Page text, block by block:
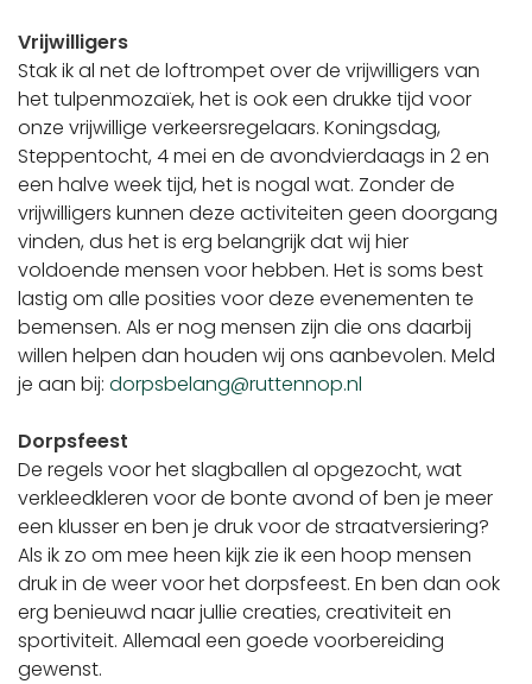
Vrijwilligers
Stak ik al net de loftrompet over de vrijwilligers van
het tulpenmozaïek, het is ook een drukke tijd voor
onze vrijwillige verkeersregelaars. Koningsdag,
Steppentocht, 4 mei en de avondvierdaags in 2 en
een halve week tijd, het is nogal wat. Zonder de
vrijwilligers kunnen deze activiteiten geen doorgang
vinden, dus het is erg belangrijk dat wij hier
voldoende mensen voor hebben. Het is soms best
lastig om alle posities voor deze evenementen te
bemensen. Als er nog mensen zijn die ons daarbij
willen helpen dan houden wij ons aanbevolen. Meld
je aan bij: dorpsbelang@ruttennop.nl
Dorpsfeest
De regels voor het slagballen al opgezocht, wat
verkleedkleren voor de bonte avond of ben je meer
een klusser en ben je druk voor de straatversiering?
Als ik zo om mee heen kijk zie ik een hoop mensen
druk in de weer voor het dorpsfeest. En ben dan ook
erg benieuwd naar jullie creaties, creativiteit en
sportiviteit. Allemaal een goede voorbereiding
gewenst.